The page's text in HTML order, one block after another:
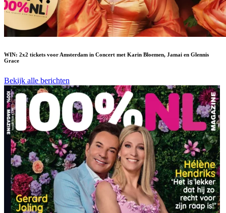
WIN: 2x2 tickets voor Amsterdam in Concert met Karin Bloemen, Jamai en Glennis
Grace
Bekijk alle berichten